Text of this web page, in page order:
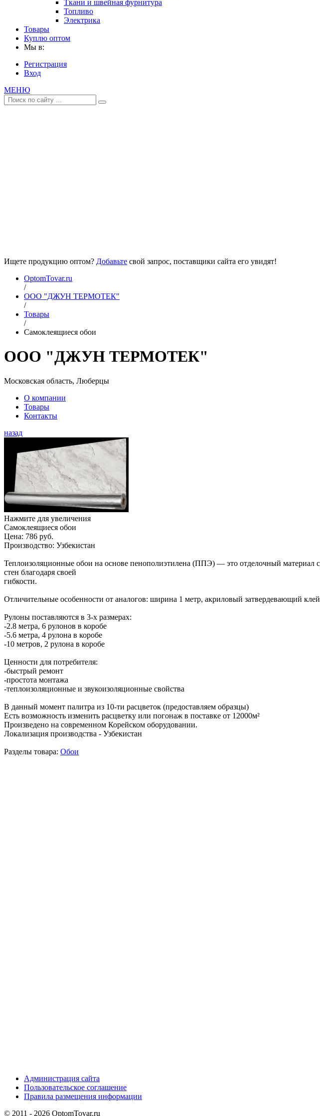
Ткани и швейная фурнитура
Топливо
Электрика
Товары
Куплю оптом
Мы в:
Регистрация
Вход
МЕНЮ
Ищете продукцию оптом? Добавьте свой запрос, поставщики сайта его увидят!
OptomTovar.ru
/
ООО "ДЖУН ТЕРМОТЕК"
/
Товары
/
Самоклеящиеся обои
ООО "ДЖУН ТЕРМОТЕК"
Московская область, Люберцы
О компании
Товары
Контакты
назад
Нажмите для увеличения
Самоклеящиеся обои
Цена: 786 руб.
Производство: Узбекистан
Теплоизоляционные обои на основе пенополиэтилена (ППЭ) — это отделочный материал
стен благодаря своей
гибкости.
Отличительные особенности от аналогов: ширина 1 метр, акриловый затвердевающий клей
Рулоны поставляются в 3-х размерах:
-2.8 метра, 6 рулонов в коробе
-5.6 метра, 4 рулона в коробе
-10 метров, 2 рулона в коробе
Ценности для потребителя:
-быстрый ремонт
-простота монтажа
-теплоизоляционные и звукоизоляционные свойства
В данный момент палитра из 10-ти расцветок (предоставляем образцы)
Есть возможность изменить расцветку или погонаж в поставке от 12000м²
Произведено на современном Корейском оборудовании.
Локализация производства - Узбекистан
Разделы товара: Обои
Администрация сайта
Пользовательское соглашение
Правила размещения информации
© 2011 - 2026 OptomTovar.ru